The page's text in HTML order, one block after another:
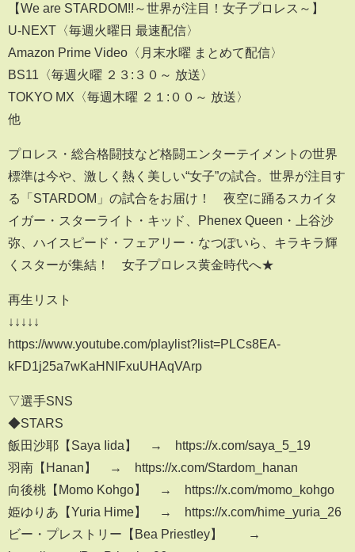
【We are STARDOM!!～世界が注目！女子プロレス～】
U-NEXT〈毎週火曜日 最速配信〉
Amazon Prime Video〈月末水曜 まとめて配信〉
BS11〈毎週火曜 ２３:３０～ 放送〉
TOKYO MX〈毎週木曜 ２１:００～ 放送〉
他
プロレス・総合格闘技など格闘エンターテイメントの世界
標準は今や、激しく熱く美しい“女子”の試合。世界が注目す
る「STARDOM」の試合をお届け！ 夜空に踊るスカイタ
イガー・スターライト・キッド、Phenex Queen・上谷沙
弥、ハイスピード・フェアリー・なつぽいら、キラキラ輝
くスターが集結！ 女子プロレス黄金時代へ★
再生リスト
↓↓↓↓↓
https://www.youtube.com/playlist?list=PLCs8EA-
kFD1j25a7wKaHNIFxuUHAqVArp
▽選手SNS
◆STARS
飯田沙耶【Saya Iida】 → https://x.com/saya_5_19
羽南【Hanan】 → https://x.com/Stardom_hanan
向後桃【Momo Kohgo】 → https://x.com/momo_kohgo
姫ゆりあ【Yuria Hime】 → https://x.com/hime_yuria_26
ビー・プレストリー【Bea Priestley】 →